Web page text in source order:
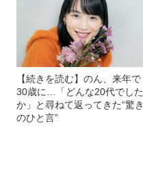
【続きを読む】のん、来年で
30歳に…「どんな20代でした
か」と尋ねて返ってきた“驚き
のひと言”